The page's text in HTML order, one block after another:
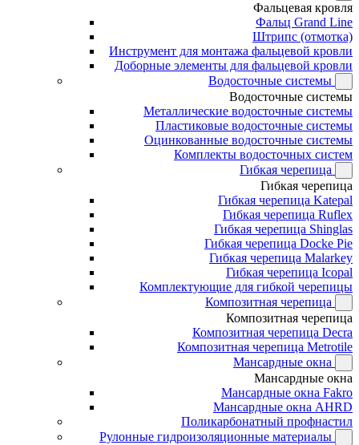
Фальцевая кровля
Фальц Grand Line
Штрипс (отмотка)
Инструмент для монтажа фальцевой кровли
Доборные элементы для фальцевой кровли
Водосточные системы
Водосточные системы
Металлические водосточные системы
Пластиковые водосточные системы
Оцинкованные водосточные системы
Комплекты водосточных систем
Гибкая черепица
Гибкая черепица
Гибкая черепица Katepal
Гибкая черепица Ruflex
Гибкая черепица Shinglas
Гибкая черепица Docke Pie
Гибкая черепица Malarkey
Гибкая черепица Icopal
Комплектующие для гибкой черепицы
Композитная черепица
Композитная черепица
Композитная черепица Decra
Композитная черепица Metrotile
Мансардные окна
Мансардные окна
Мансардные окна Fakro
Мансардные окна AHRD
Поликарбонатный профнастил
Рулонные гидроизоляционные материалы